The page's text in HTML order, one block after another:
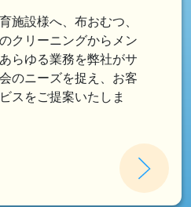
施設様へ、布おむつ、
クリーニングからメン
らゆる業務を弊社がサ
のニーズを捉え、お客
スをご提案いたしま